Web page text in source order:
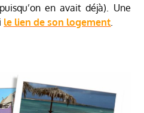
en avait déjà). Une
le lien de son logement